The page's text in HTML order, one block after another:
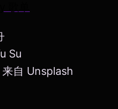
Su
来自 Unsplash